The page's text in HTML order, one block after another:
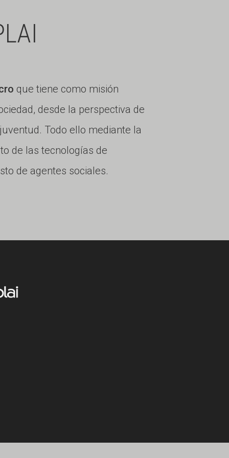
que tiene como misión
desde la perspectiva de
Todo ello mediante la
de las tecnologías de
de agentes sociales.